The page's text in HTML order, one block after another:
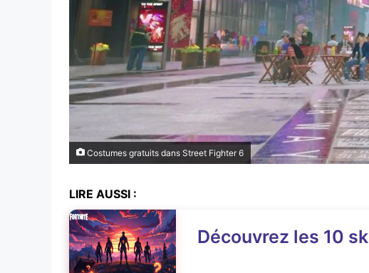
Costumes gratuits dans Street Fighter 6
LIRE AUSSI :
Découvrez les 10